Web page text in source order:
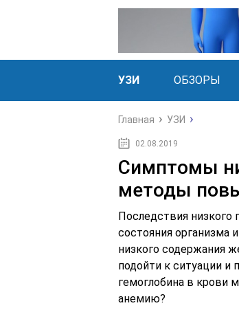
УЗИ ОБЗОРЫ
Главная УЗИ
02.08.2019
Симптомы
методы
Последствия низкого
состояния организма
низкого содержания
подойти к ситуации и
гемоглобина в крови
анемию?